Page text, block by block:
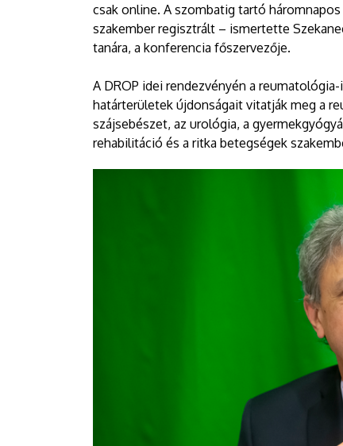
csak online. A szombatig tartó
szakember regisztrált – ismertette
tanára, a konferencia főszervezője.
A DROP idei rendezvényén a
határterületek újdonságait vitatják meg a
szájsebészet, az urológia, a
rehabilitáció és a ritka betegségek